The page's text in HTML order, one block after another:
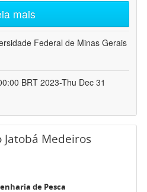
mais
Federal de Minas Gerais
BRT 2023-Thu Dec 31
Jatobá Medeiros
de Pesca